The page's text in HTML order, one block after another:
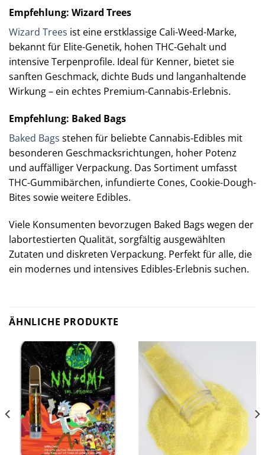
Empfehlung: Wizard Trees
Wizard Trees ist eine erstklassige Cali-Weed-Marke,
bekannt für Elite-Genetik, hohen THC-Gehalt und
intensive Terpenprofile. Ideal für Kenner, bietet sie
sanften Geschmack, dichte Buds und langanhaltende
Wirkung – ein echtes Premium-Cannabis-Erlebnis.
Empfehlung: Baked Bags
Baked Bags stehen für beliebte Cannabis-Edibles mit
besonderen Geschmacksrichtungen, hoher Potenz
und auffälliger Verpackung. Das Sortiment umfasst
THC-Gummibärchen, infundierte Cones, Cookie-Dough-
Bites sowie weitere Edibles.
Viele Konsumenten bevorzugen Baked Bags wegen der
labortestierten Qualität, sorgfältig ausgewählten
Zutaten und diskreten Verpackung. Perfekt für alle, die
ein modernes und intensives Edibles-Erlebnis suchen.
ÄHNLICHE PRODUKTE